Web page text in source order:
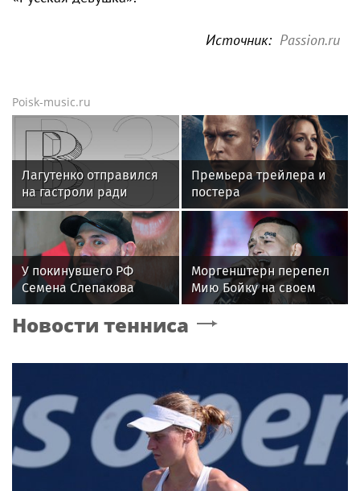
Источник: Passion.ru
Poisk-music.ru
Лагутенко отправился
на гастроли ради
ремонта сгоревшего
особняка в США
Премьера трейлера и
постера
фантастического
блокбастера «Девятая
планета»
У покинувшего РФ
Семена Слепакова
нашли еще две
квартиры в Москве
Моргенштерн перепел
Мию Бойку на своем
концерте
Новости тенниса